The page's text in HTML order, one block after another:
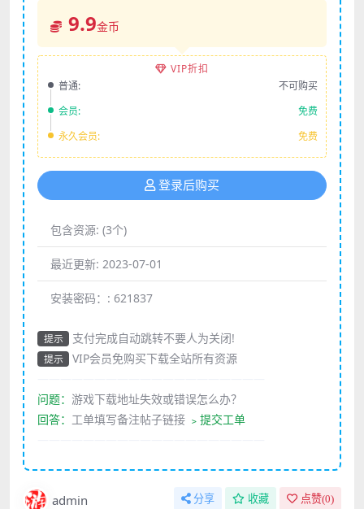
9.9金币
VIP折扣
普通:
不可购买
会员:
免费
永久会员:
免费
登录后购买
包含资源: (3个)
最近更新: 2023-07-01
安装密码：: 621837
提示 支付完成自动跳转不要人为关闭!
提示
VIP会员免购买下载全站所有资源
问题： 游戏下载地址失效或错误怎么办？
回答： 工单填写备注帖子链接 ﹥提交工单
admin 分享 收藏 点赞(0)